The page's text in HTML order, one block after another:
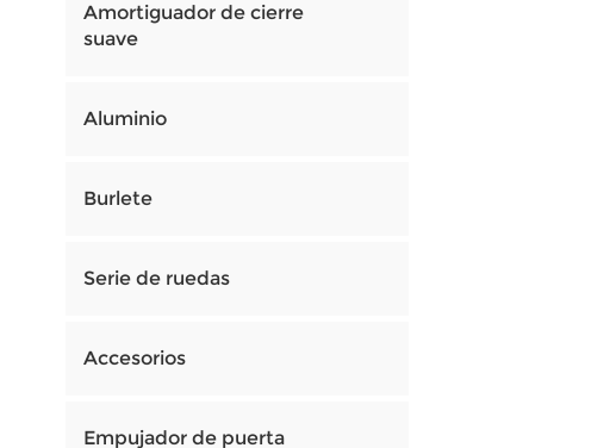
Amortiguador de cierre
suave
Aluminio
Burlete
Serie de ruedas
Accesorios
Empujador de puerta